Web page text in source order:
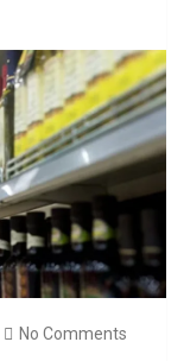
No Comments